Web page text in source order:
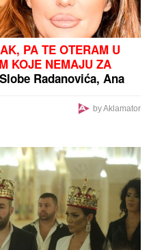
Šok informacije u
dnevnik, a evo o čemu